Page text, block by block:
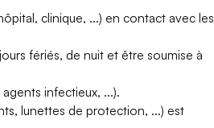
clinique, ...) en contact avec les
fériés, de nuit et être soumise à
infectieux, ...).
lunettes de protection, ...) est